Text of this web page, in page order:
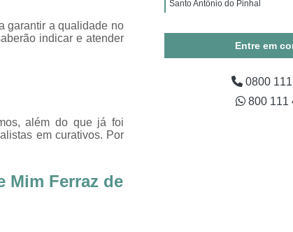
Hiperbárica Ferida
Hiperbárica para Tratamento de Feridas
Sessão Câmara
Sessão Hiperbárica em Campina Grande
em Sorocaba
garantir a qualidade no
indicar e atender
além do que já foi
em curativos. Por
Mim Ferraz de
Santo Antônio do Pinhal
Entre em
0800
800 111